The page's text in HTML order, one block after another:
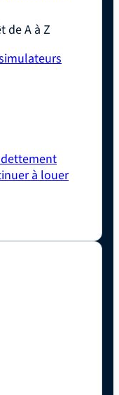
de A à Z
à louer